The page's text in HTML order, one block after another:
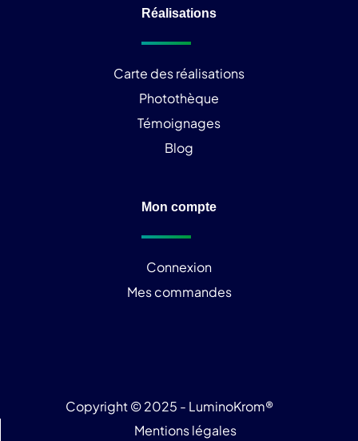
Réalisations
Carte des réalisations
Photothèque
Témoignages
Blog
Mon compte
Connexion
Mes commandes
Copyright © 2025 - LuminoKrom®
Mentions légales